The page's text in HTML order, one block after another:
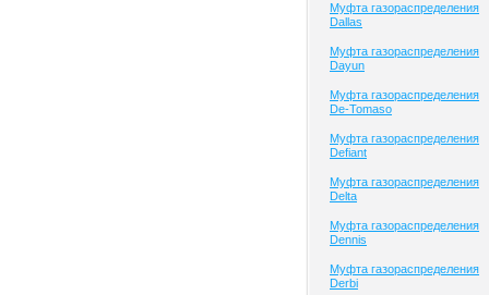
Муфта газораспределения
Dallas
Муфта газораспределения
Dayun
Муфта газораспределения
De-Tomaso
Муфта газораспределения
Defiant
Муфта газораспределения
Delta
Муфта газораспределения
Dennis
Муфта газораспределения
Derbi